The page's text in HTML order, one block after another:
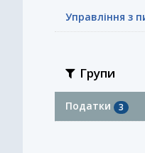
Управління з
Групи
Податки 3